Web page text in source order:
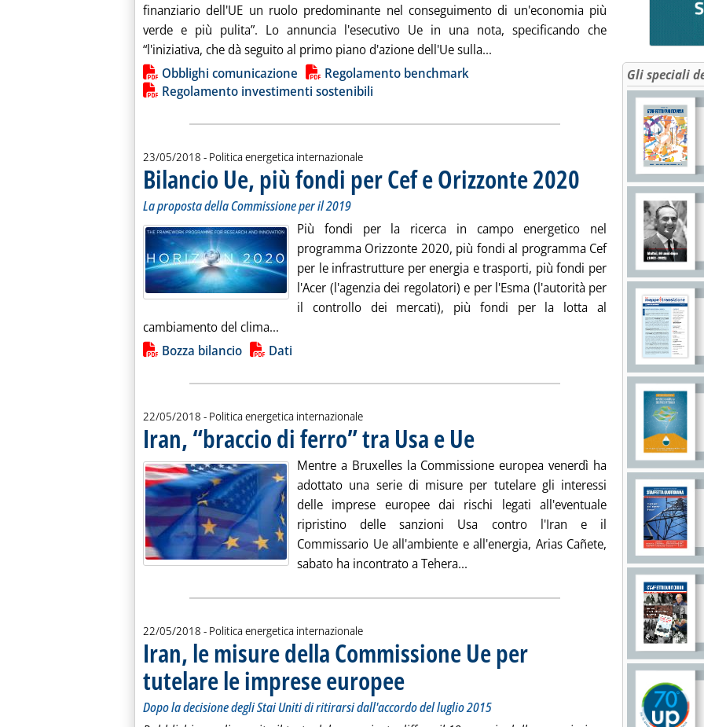
finanziario dell'UE un ruolo predominante nel conseguimento di un'economia più
verde e più pulita”. Lo annuncia l'esecutivo Ue in una nota, specificando che
“l'iniziativa, che dà seguito al primo piano d'azione dell'Ue sulla... Leggi tutta la notizia: 'Finanza
Lista allegati PDF alla notizia
Obblighi comunicazione
Regolamento benchmark
Regolamento investimenti sostenibili
23/05/2018 - Politica energetica internazionale
Bilancio Ue, più fondi per Cef e Orizzonte 2020 . Sottotitolo: La proposta della
. Pubblicata mercoledì 23
La proposta della Commissione per il 2019
Più fondi per la ricerca in campo energetico nel
programma Orizzonte 2020, più fondi al programma Cef
per le infrastrutture per energia e trasporti, più fondi per
l'Acer (l'agenzia dei regolatori) e per l'Esma (l'autorità per
il controllo dei mercati), più fondi per la lotta al
cambiamento del clima... Leggi tutta la notizia: 'Bilancio Ue, più fondi per Cef e Orizzonte 2020'
Lista allegati PDF alla notizia
Bozza bilancio Dati
22/05/2018 - Politica energetica internazionale
Iran, “braccio di ferro” tra Usa e Ue . Pubblicata martedì 22 maggio 2018 alle 13.12.
Mentre a Bruxelles la Commissione europea venerdì ha
adottato una serie di misure per tutelare gli interessi
delle imprese europee dai rischi legati all'eventuale
ripristino delle sanzioni Usa contro l'Iran e il
Commissario Ue all'ambiente e all'energia, Arias Cañete,
sabato ha incontrato a Tehera... Leggi tutta la notizia: 'Iran, “braccio di
22/05/2018 - Politica energetica internazionale
Iran, le misure della Commissione Ue per
tutelare le imprese europee . Sottotitolo: Dopo la decisione degli Stai Uniti di ritirarsi dall'accordo del luglio
. Pubblicata martedì 22 maggio 2018 alle 12.20.
Dopo la decisione degli Stai Uniti di ritirarsi dall'accordo del luglio 2015
Gli speciali